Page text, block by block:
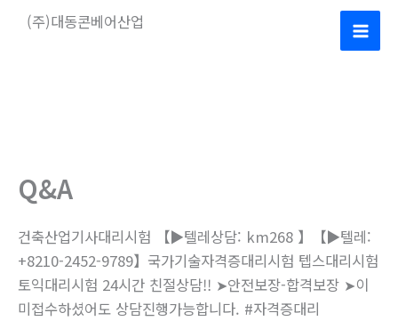
(주)대동콘베어산업
Main
Q&A
건축산업기사대리시험 【▶텔레상담: km268 】【▶텔레:
+8210-2452-9789】국가기술자격증대리시험 텝스대리시험
토익대리시험 24시간 친절상담!! ➤안전보장-합격보장 ➤이
미접수하셨어도 상담진행가능합니다. #자격증대리